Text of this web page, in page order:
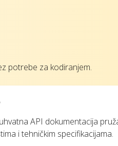
potrebe za kodiranjem.
API dokumentacija
i tehničkim specifikacijama.